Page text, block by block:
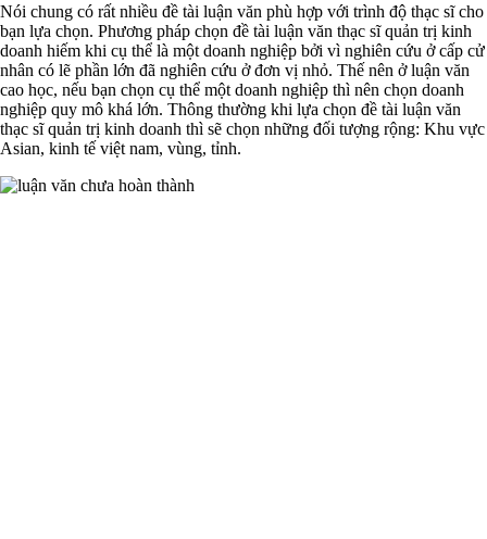
Nói chung có rất nhiều đề tài luận văn phù hợp với trình độ thạc sĩ cho
bạn lựa chọn. Phương pháp chọn đề tài luận văn thạc sĩ quản trị kinh
doanh hiếm khi cụ thể là một doanh nghiệp bởi vì nghiên cứu ở cấp cử
nhân có lẽ phần lớn đã nghiên cứu ở đơn vị nhỏ. Thế nên ở luận văn
cao học, nếu bạn chọn cụ thể một doanh nghiệp thì nên chọn doanh
nghiệp quy mô khá lớn. Thông thường khi lựa chọn đề tài luận văn
thạc sĩ quản trị kinh doanh thì sẽ chọn những đối tượng rộng: Khu vực
Asian, kinh tế việt nam, vùng, tỉnh.